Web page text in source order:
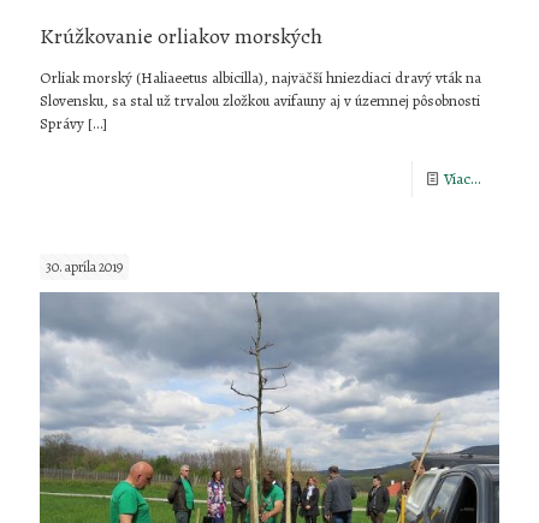
Krúžkovanie orliakov morských
Orliak morský (Haliaeetus albicilla), najväčší hniezdiaci dravý vták na
Slovensku, sa stal už trvalou zložkou avifauny aj v územnej pôsobnosti
Správy […]
Viac...
30. apríla 2019